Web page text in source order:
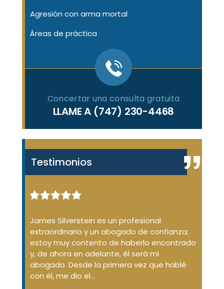
Agresión con arma mortal
Áreas de práctica
Concertar una consulta gratuita
LLAME A (747) 230-4468
Testimonios
James Silverstein es un profesional
extraordinario y un abogado de confianza;
estoy muy contento de haberlo encontrado
y, de ahora en adelante, él será mi
abogado. Desde la primera vez que hablé
con él, me dio el...